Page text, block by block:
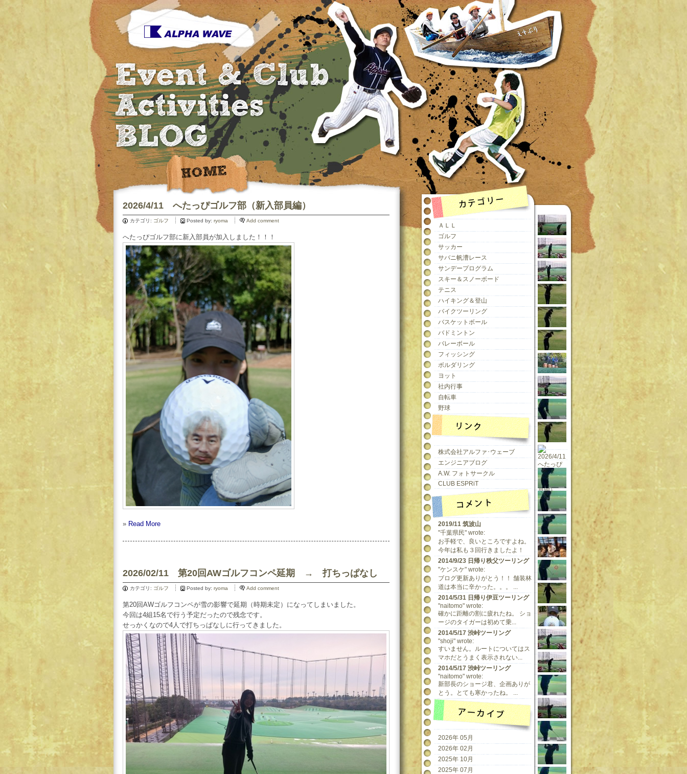
2026/4/11 へたっぴゴルフ部（新入部員編）
カテゴリ: ゴルフ Posted by: ryoma Add comment
へたっぴゴルフ部に新入部員が加入しました！！！
» Read More
2026/02/11 第20回AWゴルフコンペ延期 → 打ちっぱなし
カテゴリ: ゴルフ Posted by: ryoma Add comment
第20回AWゴルフコンペが雪の影響で延期（時期未定）になってしまいました。
今回は4組15名で行う予定だったので残念です。
せっかくなので4人で打ちっぱなしに行ってきました。
ＡＬＬ
ゴルフ
サッカー
サバニ帆漕レース
サンデープログラム
スキー＆スノーボード
テニス
ハイキング＆登山
バイクツーリング
バスケットボール
バドミントン
バレーボール
フィッシング
ボルダリング
ヨット
社内行事
自転車
野球
株式会社アルファ･ウェーブ
エンジニアブログ
A.W. フォトサークル
CLUB ESPRiT
2019/11 筑波山
"千葉県民" wrote:
お手軽で、良いところですよね。
今年は私も３回行きましたよ！
2014/9/23 日帰り秩父ツーリング
"ケンスケ" wrote:
ブログ更新ありがとう！！ 舗装林
道は本当に辛かった。。。 ...
2014/5/31 日帰り伊豆ツーリング
"naitomo" wrote:
確かに距離の割に疲れたね。 ショ
ージのタイガーは初めて乗...
2014/5/17 渋峠ツーリング
"shoji" wrote:
すいません。ルートについてはス
マホだとうまく表示されない...
2014/5/17 渋峠ツーリング
"naitomo" wrote:
新部長のショージ君、企画ありが
とう。とても寒かったね。 ...
2026年 05月
2026年 02月
2025年 10月
2025年 07月